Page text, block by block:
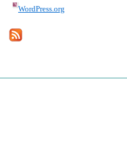
WordPress.org